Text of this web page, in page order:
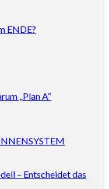
ENDE?
„Plan A“
– Entscheidet das